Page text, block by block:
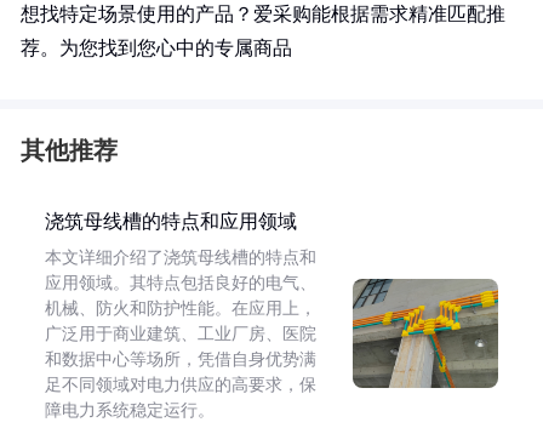
想找特定场景使用的产品？爱采购能根据需求精准匹配推
荐。为您找到您心中的专属商品
其他推荐
浇筑母线槽的特点和应用领域
本文详细介绍了浇筑母线槽的特点和
应用领域。其特点包括良好的电气、
机械、防火和防护性能。在应用上，
广泛用于商业建筑、工业厂房、医院
和数据中心等场所，凭借自身优势满
足不同领域对电力供应的高要求，保
障电力系统稳定运行。